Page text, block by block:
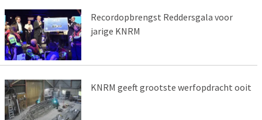
Recordopbrengst Reddersgala voor
jarige KNRM
KNRM geeft grootste werfopdracht ooit